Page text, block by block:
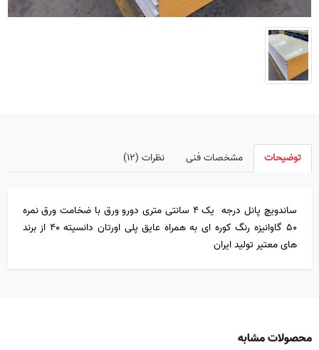
توضیحات مشخصات فنی نظرات (۱۲)
ساندویچ پانل درجه یک 4 سانتی متری دورو ورق با ضخامت ورق نمره
۵۰ گاوانیزه رنگ کوره ای به همراه عایق پلی اورتان دانسیته ۴۰ از برند
های معتیر تولید ایران
محصولات مشابه